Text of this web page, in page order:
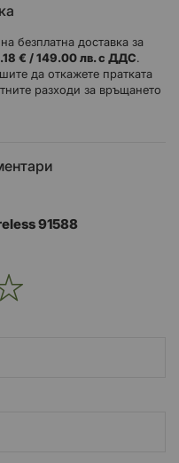
и намалява
безплатна доставка за
€ / 149.00 лв. с ДДС.
да откажете пратката
разходи за връщането
91588